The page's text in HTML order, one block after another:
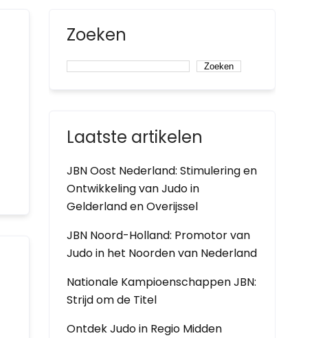
Zoeken
Zoeken
Laatste artikelen
JBN Oost Nederland: Stimulering en
Ontwikkeling van Judo in
Gelderland en Overijssel
JBN Noord-Holland: Promotor van
Judo in het Noorden van Nederland
Nationale Kampioenschappen JBN:
Strijd om de Titel
Ontdek Judo in Regio Midden